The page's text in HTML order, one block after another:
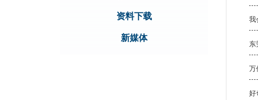
资料下载
新媒体
我
东
万
好